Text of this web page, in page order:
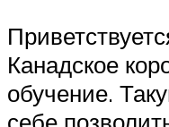
Канадское
обучение.